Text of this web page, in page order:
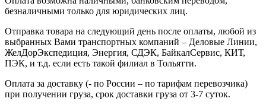
безналичными только для юридических лиц.
Отправка товара на следующий день после оплаты, любой из
выбранных Вами транспортных компаний – Деловые Линии,
ЖелДорЭкспедиция, Энергия, СДЭК, БайкалСервис, КИТ,
ПЭК, и т.д. если есть такой филиал в Тольятти.
Оплата за доставку (- по России – по тарифам перевозчика)
при получении груза, срок доставки груза от 3-7 суток.